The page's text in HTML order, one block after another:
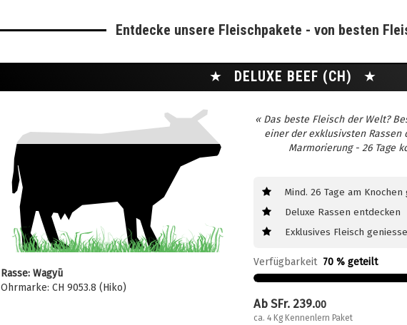
Entdecke unsere Fleischpakete - von besten
★ DELUXE BEEF (CH) ★
Rasse: Wagyū
Ohrmarke: CH 9053.8 (Hiko)
« Das beste Fleisch der Welt?
einer der exklusivsten Rassen
Marmorierung - 26 Tage
Mind. 26 Tage am
Deluxe Rassen entdecken
Exklusives Fleisch
Verfügbarkeit 70 % geteilt
Ab SFr. 239.00
ca. 4 Kg Kennenlern Paket